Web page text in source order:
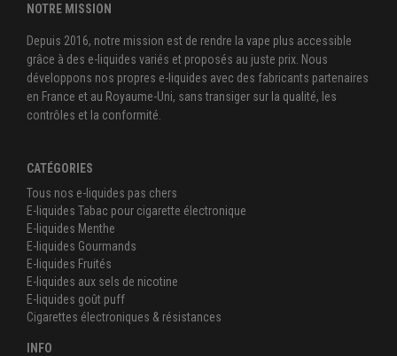
NOTRE MISSION
Depuis 2016, notre mission est de rendre la vape plus accessible
grâce à des e-liquides variés et proposés au juste prix. Nous
développons nos propres e-liquides avec des fabricants partenaires
en France et au Royaume-Uni, sans transiger sur la qualité, les
contrôles et la conformité.
CATÉGORIES
Tous nos e-liquides pas chers
E-liquides Tabac pour cigarette électronique
E-liquides Menthe
E-liquides Gourmands
E-liquides Fruités
E-liquides aux sels de nicotine
E-liquides goût puff
Cigarettes électroniques & résistances
INFO